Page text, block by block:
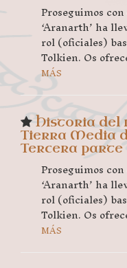
Proseguimos
‘Aranarth’ ha
rol (oficiales)
Tolkien. Os
MÁS
Historia del
Tierra Media
Tercera parte
Proseguimos
‘Aranarth’ ha
rol (oficiales)
Tolkien. Os
MÁS